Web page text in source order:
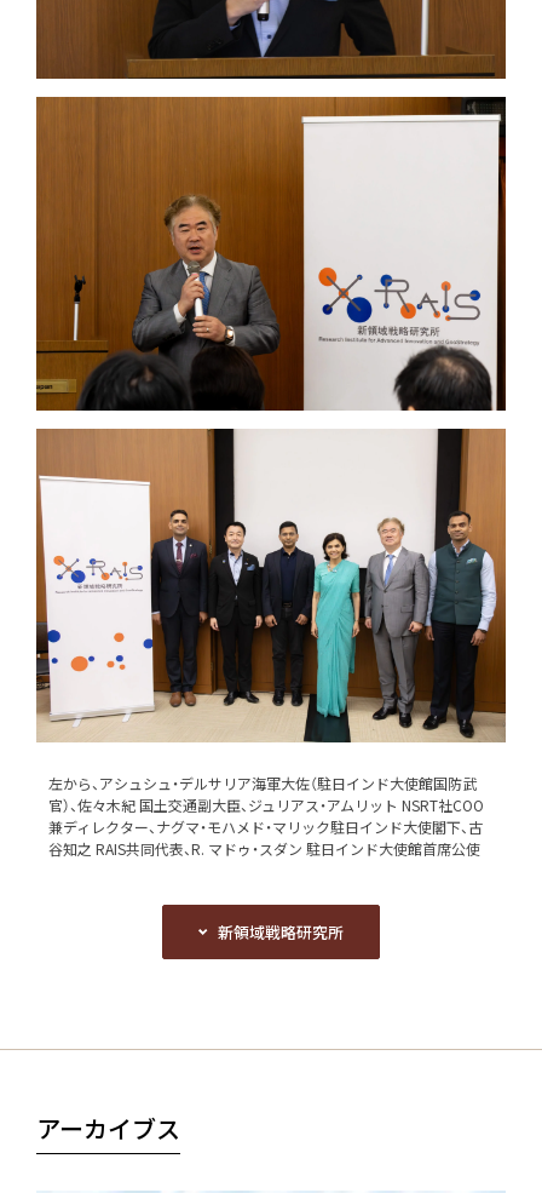
左から、アシュシュ・デルサリア海軍大佐（駐日インド大使館国防武
官）、佐々木紀 国土交通副大臣、ジュリアス・アムリット NSRT社COO
兼ディレクター、ナグマ・モハメド・マリック駐日インド大使閣下、古
谷知之 RAIS共同代表、R. マドゥ・スダン 駐日インド大使館首席公使
新領域戦略研究所
新領域戦略研究所
アーカイブス